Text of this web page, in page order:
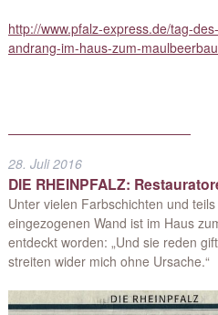
http://www.pfalz-express.de/tag-
andrang-im-haus-zum-
28. Juli 2016
DIE RHEINPFALZ:
Unter vielen Farbschichten und
eingezogenen Wand ist im Haus
entdeckt worden: „Und sie reden
streiten wider mich ohne Ursache.“